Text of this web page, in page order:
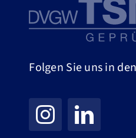
Folgen Sie uns in